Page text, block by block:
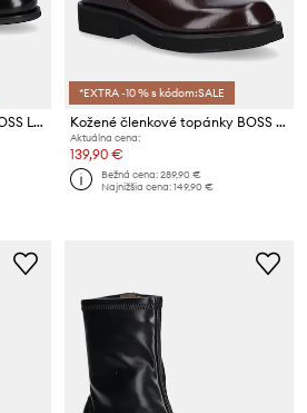
Kožené topánky chelsea BOSS Lycia
*EXTRA -10 % s kódom:SALE
Kožené členkové topánky BOSS Eleri
Aktuálna cena:
139,90 €
Bežná cena:289,90 €
Najnižšia cena:149,90 €